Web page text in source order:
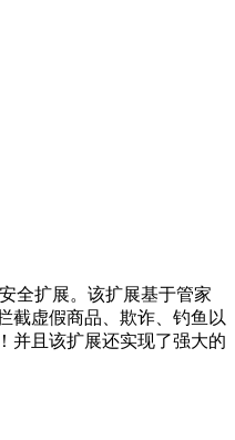
全扩展。该扩展基于管家
截虚假商品、欺诈、钓鱼以
并且该扩展还实现了强大的